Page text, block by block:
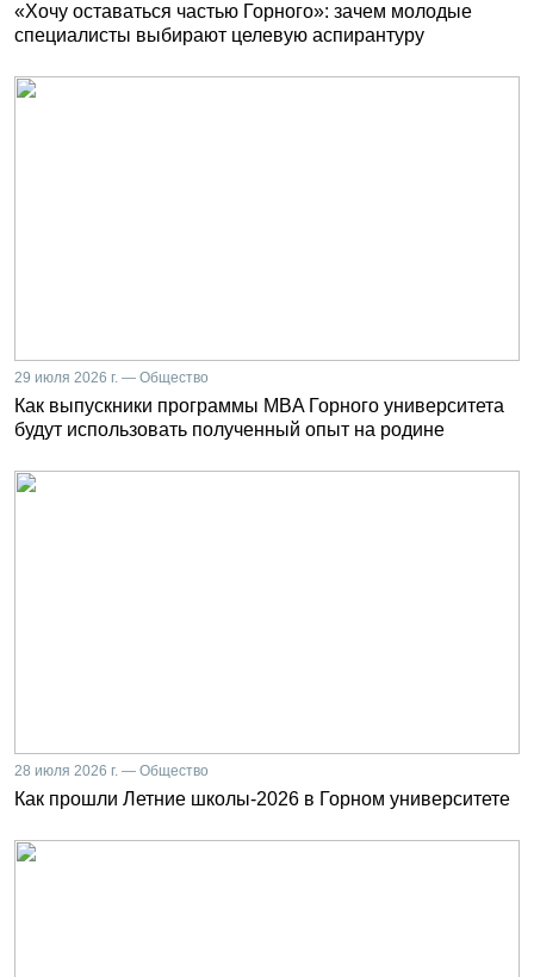
«Хочу оставаться частью Горного»: зачем молодые
специалисты выбирают целевую аспирантуру
29 июля 2026 г. — Общество
Как выпускники программы MBA Горного университета
будут использовать полученный опыт на родине
28 июля 2026 г. — Общество
Как прошли Летние школы-2026 в Горном университете